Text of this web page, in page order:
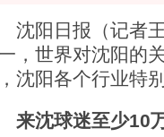
阳日报（记者王
，世界对沈阳的
沈阳各个行业特
来沈球迷至少10